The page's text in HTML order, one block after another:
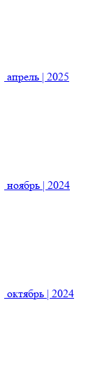
апрель | 2025
ноябрь | 2024
октябрь | 2024